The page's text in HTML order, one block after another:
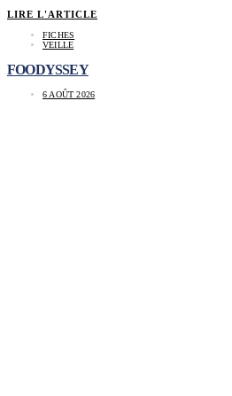
LIRE L'ARTICLE
FICHES
VEILLE
FOODYSSEY
6 AOÛT 2026